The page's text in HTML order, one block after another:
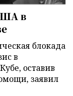
в
блокада
в
оставив
заявил